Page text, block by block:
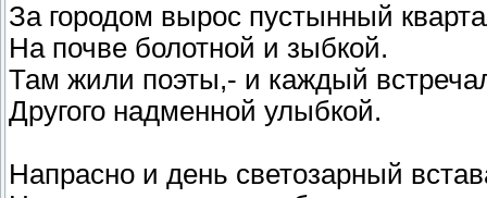
За городом вырос пустынный
На почве болотной и зыбкой.
Там жили поэты,- и каждый
Другого надменной улыбкой.
Напрасно и день светозарный